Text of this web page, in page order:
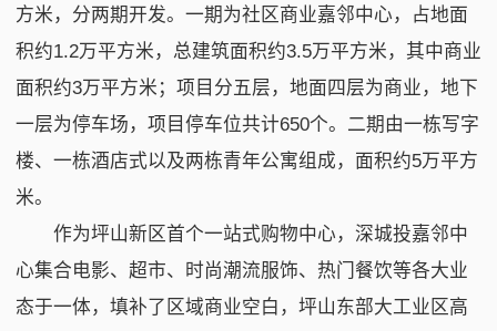
方米，分两期开发。一期为社区商业嘉邻中心，占地面
积约1.2万平方米，总建筑面积约3.5万平方米，其中商业
面积约3万平方米；项目分五层，地面四层为商业，地下
一层为停车场，项目停车位共计650个。二期由一栋写字
楼、一栋酒店式以及两栋青年公寓组成，面积约5万平方
米。
作为坪山新区首个一站式购物中心，深城投嘉邻中
心集合电影、超市、时尚潮流服饰、热门餐饮等各大业
态于一体，填补了区域商业空白，坪山东部大工业区高